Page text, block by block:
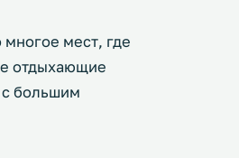
мест, где
отдыхающие
с большим